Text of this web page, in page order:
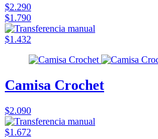
$2.290
$1.790
$1.432
Camisa Crochet
$2.090
$1.672